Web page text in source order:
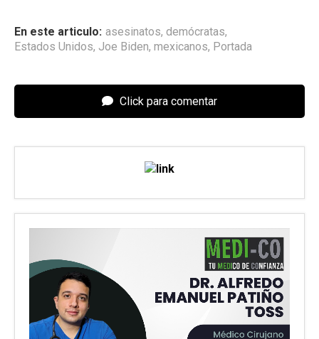
En este articulo: asesinatos, demócratas,
Estados Unidos, Joe Biden, mexicanos, Portada
Click para comentar